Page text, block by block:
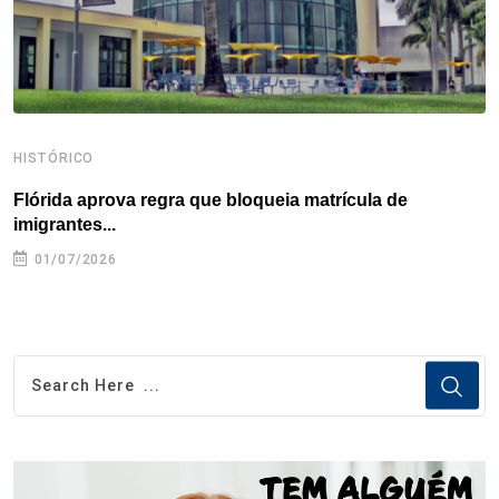
t
HISTÓRICO
Flórida aprova regra que bloqueia matrícula de
imigrantes...
01/07/2026